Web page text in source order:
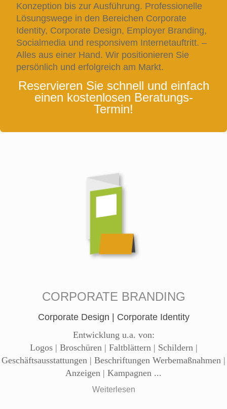
Konzeption bis zur Ausführung. Professionelle
Lösungswege in den Bereichen Corporate
Identity, Corporate Design, Employer Branding,
Socialmedia und responsivem Internetauftritt. –
Alles aus einer Hand. Wir positionieren Sie
persönlich und erfolgreich am Markt.
Reservieren Sie schnell und einfach
einen kostenlosen Beratungs-
Termin!
CORPORATE BRANDING
Corporate Design | Corporate Identity
Entwicklung u.a. von:
Logos | Broschüren | Faltblättern | Schildern |
Geschäftsausstattungen | Beschriftungen Werbemaßnahmen |
Anzeigen | Kampagnen ...
Weiterlesen